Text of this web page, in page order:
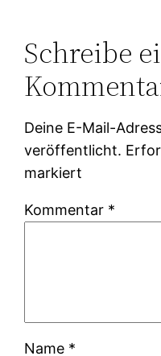
Schreibe
Deine E-Mail-
veröffentlicht.
markiert
Kommentar *
Name *